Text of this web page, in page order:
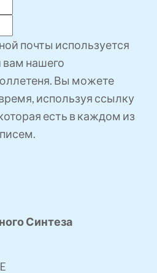
почты используется
вам нашего
Вы можете
используя ссылку
есть в каждом из
Синтеза